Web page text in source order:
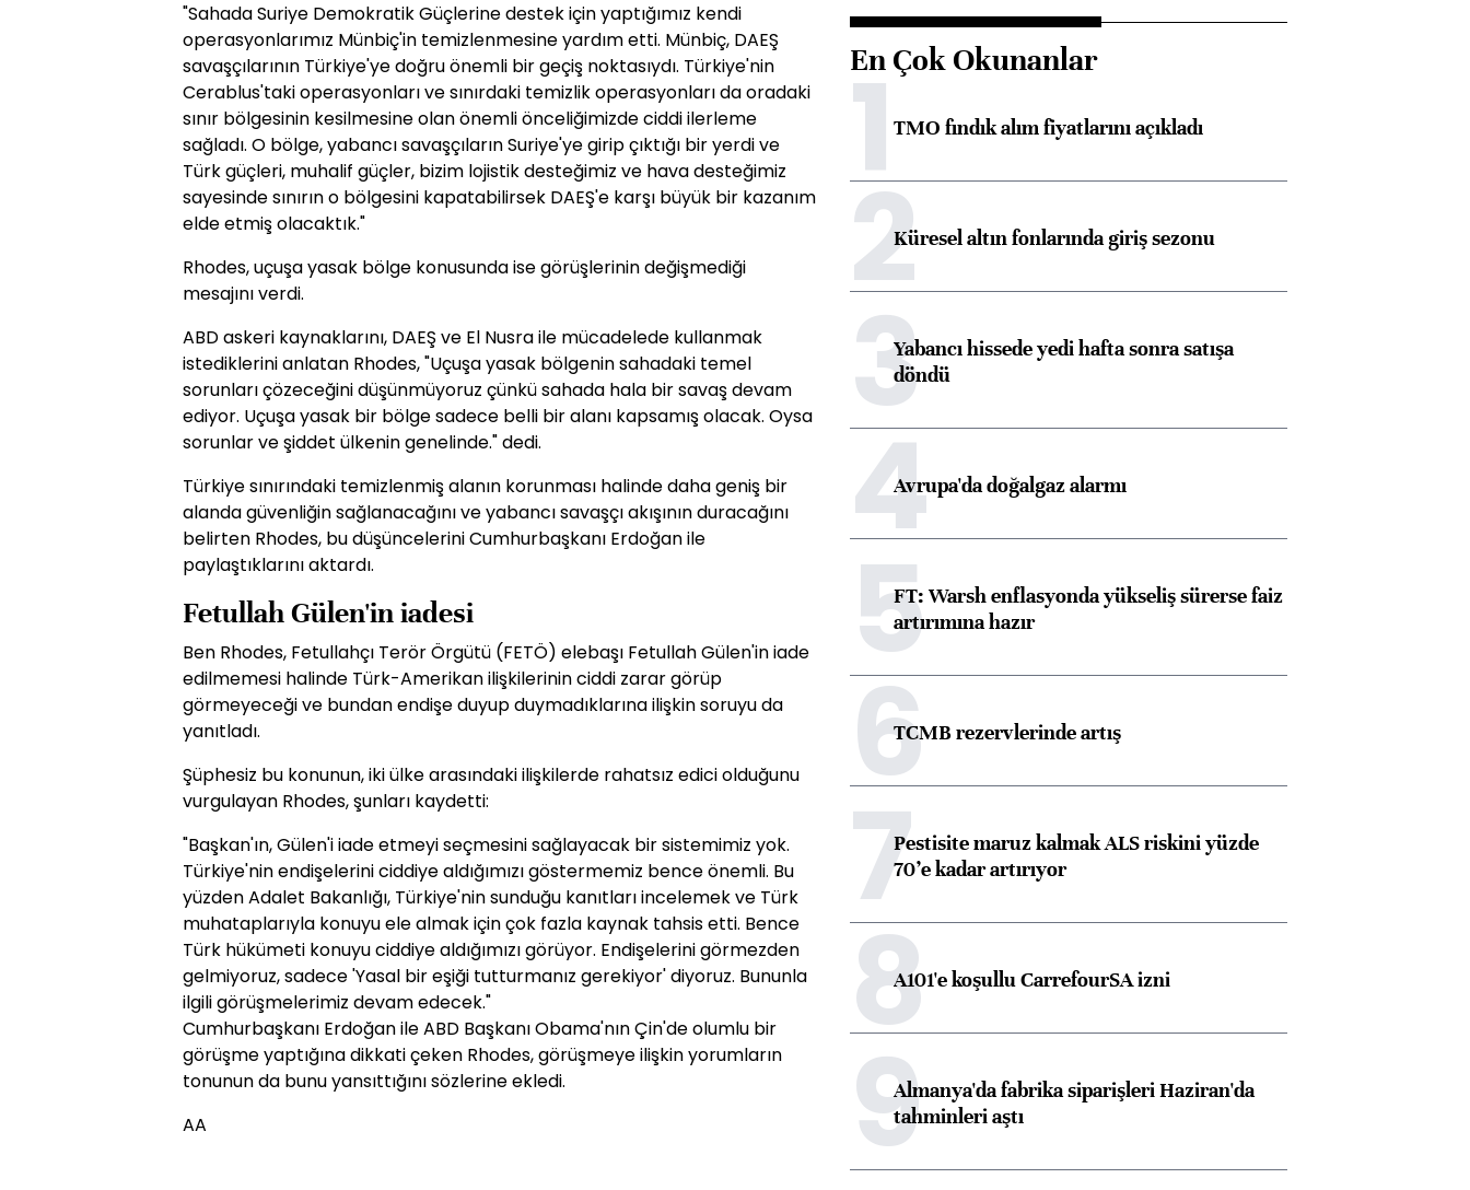
"Sahada Suriye Demokratik Güçlerine destek için yaptığımız kendi
operasyonlarımız Münbiç'in temizlenmesine yardım etti. Münbiç, DAEŞ
savaşçılarının Türkiye'ye doğru önemli bir geçiş noktasıydı. Türkiye'nin
Cerablus'taki operasyonları ve sınırdaki temizlik operasyonları da oradaki
sınır bölgesinin kesilmesine olan önemli önceliğimizde ciddi ilerleme
sağladı. O bölge, yabancı savaşçıların Suriye'ye girip çıktığı bir yerdi ve
Türk güçleri, muhalif güçler, bizim lojistik desteğimiz ve hava desteğimiz
sayesinde sınırın o bölgesini kapatabilirsek DAEŞ'e karşı büyük bir kazanım
elde etmiş olacaktık."
Rhodes, uçuşa yasak bölge konusunda ise görüşlerinin değişmediği
mesajını verdi.
ABD askeri kaynaklarını, DAEŞ ve El Nusra ile mücadelede kullanmak
istediklerini anlatan Rhodes, "Uçuşa yasak bölgenin sahadaki temel
sorunları çözeceğini düşünmüyoruz çünkü sahada hala bir savaş devam
ediyor. Uçuşa yasak bir bölge sadece belli bir alanı kapsamış olacak. Oysa
sorunlar ve şiddet ülkenin genelinde." dedi.
Türkiye sınırındaki temizlenmiş alanın korunması halinde daha geniş bir
alanda güvenliğin sağlanacağını ve yabancı savaşçı akışının duracağını
belirten Rhodes, bu düşüncelerini Cumhurbaşkanı Erdoğan ile
paylaştıklarını aktardı.
Fetullah Gülen'in iadesi
Ben Rhodes, Fetullahçı Terör Örgütü (FETÖ) elebaşı Fetullah Gülen'in iade
edilmemesi halinde Türk-Amerikan ilişkilerinin ciddi zarar görüp
görmeyeceği ve bundan endişe duyup duymadıklarına ilişkin soruyu da
yanıtladı.
Şüphesiz bu konunun, iki ülke arasındaki ilişkilerde rahatsız edici olduğunu
vurgulayan Rhodes, şunları kaydetti:
"Başkan'ın, Gülen'i iade etmeyi seçmesini sağlayacak bir sistemimiz yok.
Türkiye'nin endişelerini ciddiye aldığımızı göstermemiz bence önemli. Bu
yüzden Adalet Bakanlığı, Türkiye'nin sunduğu kanıtları incelemek ve Türk
muhataplarıyla konuyu ele almak için çok fazla kaynak tahsis etti. Bence
Türk hükümeti konuyu ciddiye aldığımızı görüyor. Endişelerini görmezden
gelmiyoruz, sadece 'Yasal bir eşiği tutturmanız gerekiyor' diyoruz. Bununla
ilgili görüşmelerimiz devam edecek."
Cumhurbaşkanı Erdoğan ile ABD Başkanı Obama'nın Çin'de olumlu bir
görüşme yaptığına dikkati çeken Rhodes, görüşmeye ilişkin yorumların
tonunun da bunu yansıttığını sözlerine ekledi.
AA
En Çok Okunanlar
1TMO fındık alım fiyatlarını açıkladı
2Küresel altın fonlarında giriş sezonu
3Yabancı hissede yedi hafta sonra satışa
döndü
4Avrupa'da doğalgaz alarmı
5FT: Warsh enflasyonda yükseliş sürerse faiz
artırımına hazır
6TCMB rezervlerinde artış
7Pestisite maruz kalmak ALS riskini yüzde
70’e kadar artırıyor
8A101'e koşullu CarrefourSA izni
9Almanya'da fabrika siparişleri Haziran'da
tahminleri aştı